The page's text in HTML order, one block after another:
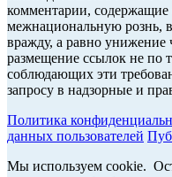
комментарии,
межнациональную рознь,
вражду, а равно унижение
размещение ссылок не по
соблюдающих эти
запросу в надзорные и
Политика
данных пользователей
Мы используем cookie.